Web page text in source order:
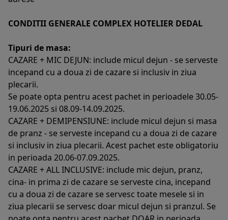
CONDITII GENERALE COMPLEX HOTELIER DEDAL
Tipuri de masa:
CAZARE + MIC DEJUN: include micul dejun - se serveste
incepand cu a doua zi de cazare si inclusiv in ziua
plecarii.
Se poate opta pentru acest pachet in perioadele 30.05-
19.06.2025 si 08.09-14.09.2025.
CAZARE + DEMIPENSIUNE: include micul dejun si masa
de pranz - se serveste incepand cu a doua zi de cazare
si inclusiv in ziua plecarii. Acest pachet este obligatoriu
in perioada 20.06-07.09.2025.
CAZARE + ALL INCLUSIVE: include mic dejun, pranz,
cina- in prima zi de cazare se serveste cina, incepand
cu a doua zi de cazare se servesc toate mesele si in
ziua plecarii se servesc doar micul dejun si pranzul. Se